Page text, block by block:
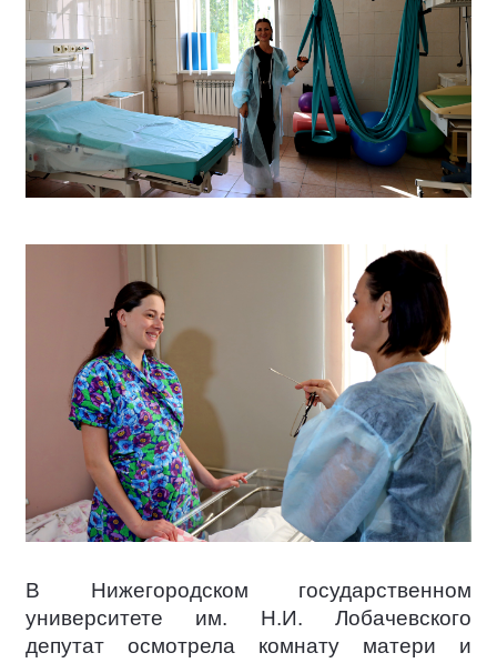
В Нижегородском государственном
университете им. Н.И. Лобачевского
депутат осмотрела комнату матери и